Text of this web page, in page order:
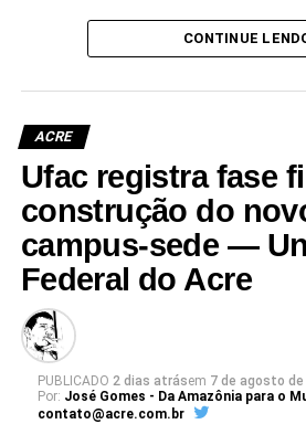
(Camila Barbosa, estagiária Ascom/
Leia Mais: UFAC
CONTINUE
ACRE
Ufac registra fase
construção do
campus-sede —
Federal do Acre
PUBLICADO 2 dias atrásem 7 de agosto de
Por: José Gomes - Da Amazônia para o
contato@acre.com.br